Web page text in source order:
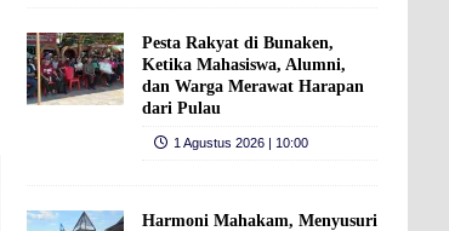
Pesta Rakyat di Bunaken,
Ketika Mahasiswa, Alumni,
dan Warga Merawat Harapan
dari Pulau
1 Agustus 2026 | 10:00
Harmoni Mahakam, Menyusuri